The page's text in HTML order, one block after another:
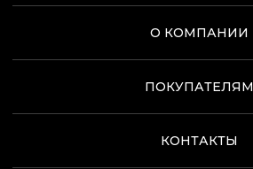
О КОМПАНИИ
ПОКУПАТЕЛЯМ
КОНТАКТЫ